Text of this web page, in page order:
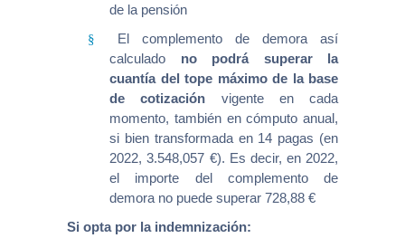
de la pensión
§
El complemento de demora así
calculado no podrá superar la
cuantía del tope máximo de la base
de cotización vigente en cada
momento, también en cómputo anual,
si bien transformada en 14 pagas (en
2022, 3.548,057 €). Es decir, en 2022,
el importe del complemento de
demora no puede superar 728,88 €
Si opta por la indemnización: